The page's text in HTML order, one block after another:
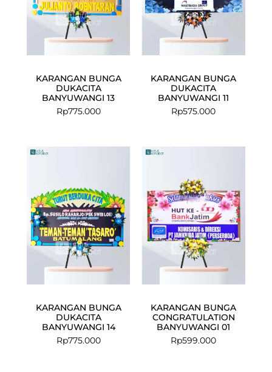
KARANGAN BUNGA
DUKACITA
BANYUWANGI 13
Rp775.000
KARANGAN BUNGA
DUKACITA
BANYUWANGI 11
Rp575.000
KARANGAN BUNGA
DUKACITA
BANYUWANGI 14
Rp775.000
KARANGAN BUNGA
CONGRATULATION
BANYUWANGI 01
Rp599.000